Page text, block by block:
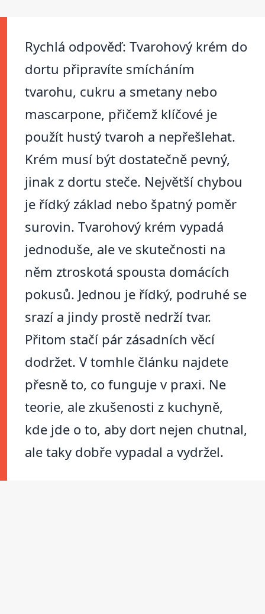
Rychlá odpověď: Tvarohový krém do
dortu připravíte smícháním
tvarohu, cukru a smetany nebo
mascarpone, přičemž klíčové je
použít hustý tvaroh a nepřešlehat.
Krém musí být dostatečně pevný,
jinak z dortu steče. Největší chybou
je řídký základ nebo špatný poměr
surovin. Tvarohový krém vypadá
jednoduše, ale ve skutečnosti na
něm ztroskotá spousta domácích
pokusů. Jednou je řídký, podruhé se
srazí a jindy prostě nedrží tvar.
Přitom stačí pár zásadních věcí
dodržet. V tomhle článku najdete
přesně to, co funguje v praxi. Ne
teorie, ale zkušenosti z kuchyně,
kde jde o to, aby dort nejen chutnal,
ale taky dobře vypadal a vydržel.